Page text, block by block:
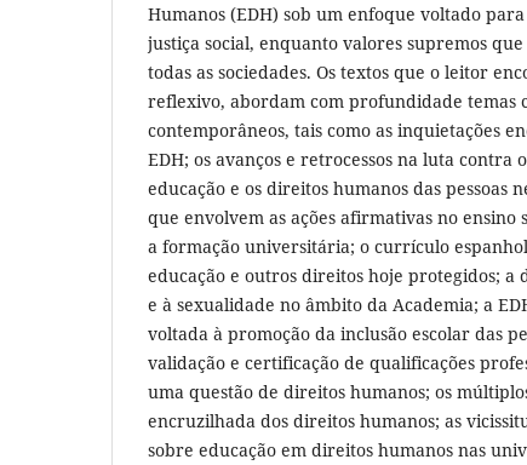
Humanos (EDH) sob um enfoque voltado
justiça social, enquanto valores supremos
todas as sociedades. Os textos que o leitor
reflexivo, abordam com profundidade temas
contemporâneos, tais como as inquietações
EDH; os avanços e retrocessos na luta contra
educação e os direitos humanos das pessoas
que envolvem as ações afirmativas no
a formação universitária; o currículo
educação e outros direitos hoje protegidos; a
e à sexualidade no âmbito da Academia; a
voltada à promoção da inclusão escolar das
validação e certificação de qualificações
uma questão de direitos humanos; os
encruzilhada dos direitos humanos; as
sobre educação em direitos humanos nas